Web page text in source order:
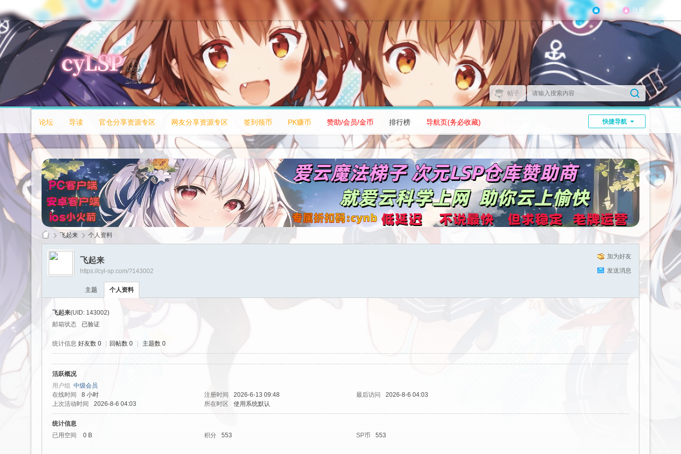
登陆 注册
帖子
快捷导航
论坛 导读 官仓分享资源专区 网友分享资源专区 签到领币 PK赚币 赞助/会员/金币 排行榜 导航页(务必收藏)
飞起来 个人资料
加为好友
发送消息
飞起来
https://cyl-sp.com/?143002
主题 个人资料
飞起来(UID: 143002)
邮箱状态
已验证
统计信息 好友数 0 回帖数 0 主题数 0
活跃概况
用户组 中级会员
在线时间
8 小时 注册时间 2026-6-13 09:48 最后访问
2026-8-6 04:03
上次活动时间
2026-8-6 04:03 所在时区 使用系统默认
统计信息
已用空间
0 B 积分 553 SP币 553